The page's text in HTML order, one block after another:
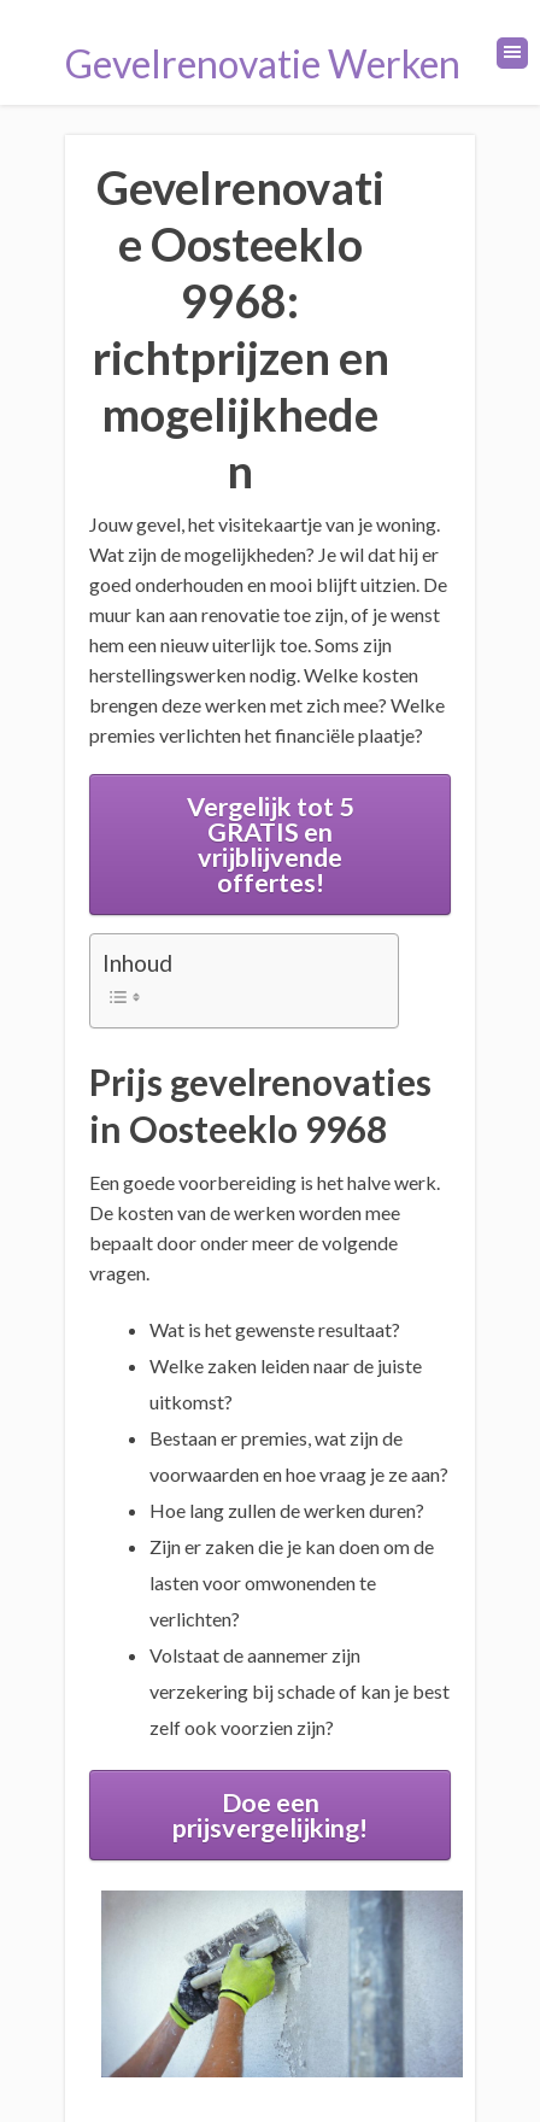
Gevelrenovatie Werken
Gevelrenovati
e Oosteeklo
9968:
richtprijzen en
mogelijkhede
n
Jouw gevel, het visitekaartje van je woning.
Wat zijn de mogelijkheden? Je wil dat hij er
goed onderhouden en mooi blijft uitzien. De
muur kan aan renovatie toe zijn, of je wenst
hem een nieuw uiterlijk toe. Soms zijn
herstellingswerken nodig. Welke kosten
brengen deze werken met zich mee? Welke
premies verlichten het financiële plaatje?
Vergelijk tot 5
GRATIS en
vrijblijvende
offertes!
Inhoud
Prijs gevelrenovaties
in Oosteeklo 9968
Een goede voorbereiding is het halve werk.
De kosten van de werken worden mee
bepaalt door onder meer de volgende
vragen.
Wat is het gewenste resultaat?
Welke zaken leiden naar de juiste
uitkomst?
Bestaan er premies, wat zijn de
voorwaarden en hoe vraag je ze aan?
Hoe lang zullen de werken duren?
Zijn er zaken die je kan doen om de
lasten voor omwonenden te
verlichten?
Volstaat de aannemer zijn
verzekering bij schade of kan je best
zelf ook voorzien zijn?
Doe een
prijsvergelijking!